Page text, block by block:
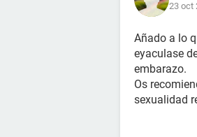
23 oct
Añado a lo
eyaculase
embarazo.
Os
sexualidad